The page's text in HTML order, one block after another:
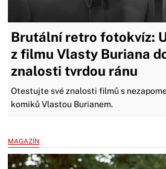
Brutální retro fotokvíz:
z filmu Vlasty Buriana
znalosti tvrdou ránu
Otestujte své znalosti filmů s
komiků Vlastou Burianem.
MAGAZÍN